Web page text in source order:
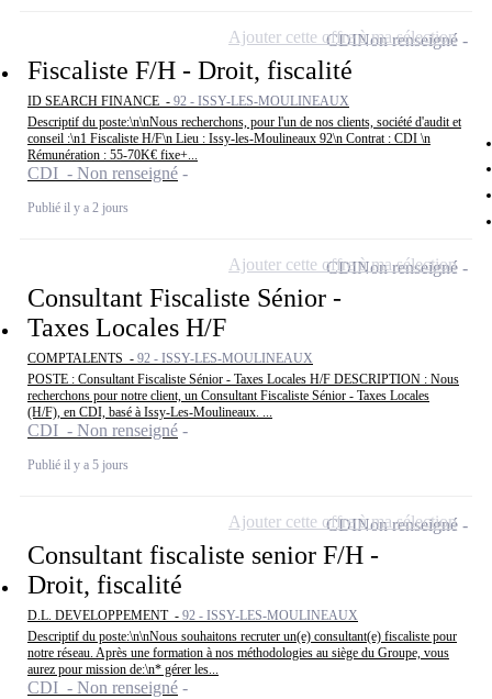
Fiscaliste F/H - Droit, fiscalité
ID SEARCH FINANCE - 92 - ISSY-LES-MOULINEAUX
Descriptif du poste:\n\nNous recherchons, pour l'un de nos clients, société d'audit et
conseil :\n1 Fiscaliste H/F\n Lieu : Issy-les-Moulineaux 92\n Contrat : CDI \n
Rémunération : 55-70K€ fixe+...
CDI - Non renseigné
Publié il y a 2 jours
CDINon renseigné
Ajouter cette offre à ma sélection
Consultant Fiscaliste Sénior -
Taxes Locales H/F
COMPTALENTS - 92 - ISSY-LES-MOULINEAUX
POSTE : Consultant Fiscaliste Sénior - Taxes Locales H/F DESCRIPTION : Nous
recherchons pour notre client, un Consultant Fiscaliste Sénior - Taxes Locales
(H/F), en CDI, basé à Issy-Les-Moulineaux. ...
CDI - Non renseigné
Publié il y a 5 jours
CDINon renseigné
Ajouter cette offre à ma sélection
Consultant fiscaliste senior F/H -
Droit, fiscalité
D.L. DEVELOPPEMENT - 92 - ISSY-LES-MOULINEAUX
Descriptif du poste:\n\nNous souhaitons recruter un(e) consultant(e) fiscaliste pour
notre réseau. Après une formation à nos méthodologies au siège du Groupe, vous
aurez pour mission de:\n* gérer les...
CDI - Non renseigné
CDINon renseigné
Ajouter cette offre à ma sélection